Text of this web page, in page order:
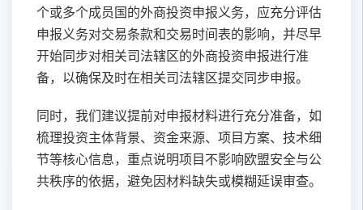
个或多个成员国的外商投资申报义务，应充分评估
申报义务对交易条款和交易时间表的影响，并尽早
开始同步对相关司法辖区的外商投资申报进行准
备，以确保及时在相关司法辖区提交同步申报。
同时，我们建议提前对申报材料进行充分准备，如
梳理投资主体背景、资金来源、项目方案、技术细
节等核心信息，重点说明项目不影响欧盟安全与公
共秩序的依据，避免因材料缺失或模糊延误审查。